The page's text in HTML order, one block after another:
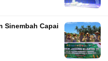
Sinembah Capai